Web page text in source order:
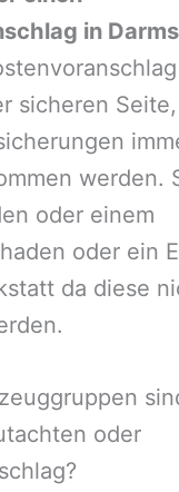
in
sicheren
werden.
oder einem
oder ein
da diese
oder